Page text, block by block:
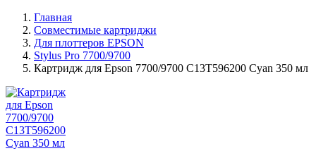
Главная
Совместимые картриджи
Для плоттеров EPSON
Stylus Pro 7700/9700
Картридж для Epson 7700/9700 C13T596200 Cyan 350 мл